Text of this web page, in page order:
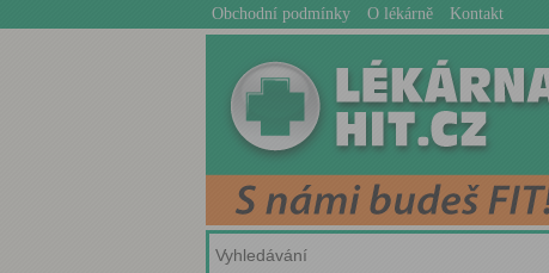
Obchodní podmínky O lékárně Kontakt